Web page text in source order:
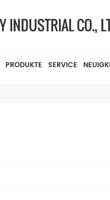
PRODUKTE SERVICE